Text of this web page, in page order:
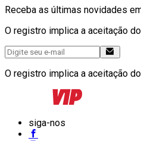
Receba as últimas novidades
O registro implica a aceitação do
O registro implica a aceitação do
siga-nos